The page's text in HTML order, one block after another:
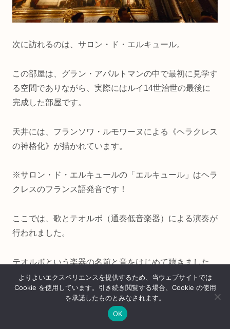
次に訪れるのは、サロン・ド・エルキュール。
この部屋は、グラン・アパルトマンの中で最初に見学す
る空間でありながら、実際にはルイ14世治世の最後に
完成した部屋です。
天井には、フランソワ・ルモワーヌによる《ヘラクレス
の神格化》が描かれています。
※サロン・ド・エルキュールの「エルキュール」はヘラ
クレスのフランス語発音です！
ここでは、歌とテオルボ（通奏低音楽器）による演奏が
行われました。
テオルボという楽器の名前と音をはじめて聴きました
が、素朴で懐かしいような音がしました。
本当は動画撮影可(フラッシュNG)だったので歌声を映
像でお届けしたかったのですが、なんだかカメラを向け
目次へ
よりよいエクスペリエンスを提供するため、当ウェブサイトでは
Cookie を使用しています。引き続き閲覧する場合、Cookie の使用
を承諾したものとみなされます。
OK